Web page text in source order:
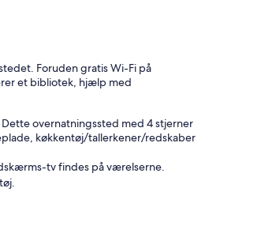
Foruden gratis Wi-Fi på
et bibliotek, hjælp med
overnatningssted med 4 stjerner
køkkentøj/tallerkener/redskaber
tv findes på værelserne.